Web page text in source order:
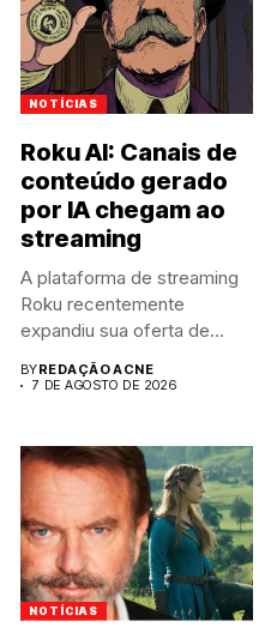
NOTÍCIAS
Roku AI: Canais de
conteúdo gerado
por IA chegam ao
streaming
A plataforma de streaming
Roku recentemente
expandiu sua oferta de
canais FAST,...
BYREDAÇÃO ACNE
7 DE AGOSTO DE 2026
NOTÍCIAS